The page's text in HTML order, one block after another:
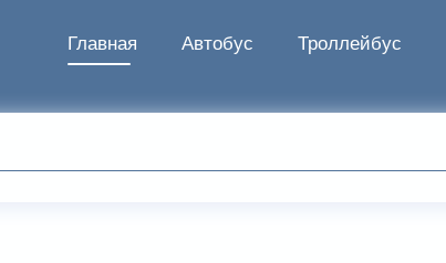
Главная Автобус Троллейбус